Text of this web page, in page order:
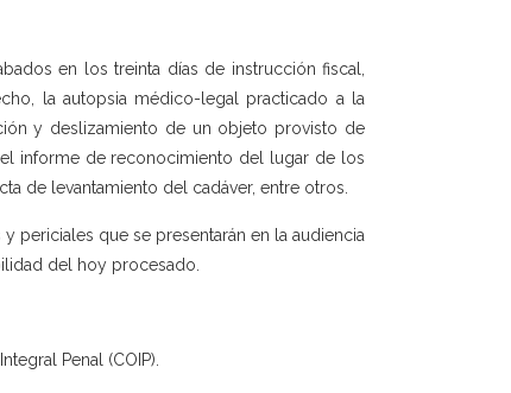
en los treinta días de instrucción fiscal,
la autopsia médico-legal practicado a la
y deslizamiento de un objeto provisto de
informe de reconocimiento del lugar de los
de levantamiento del cadáver, entre otros.
periciales que se presentarán en la audiencia
del hoy procesado.
Penal (COIP).